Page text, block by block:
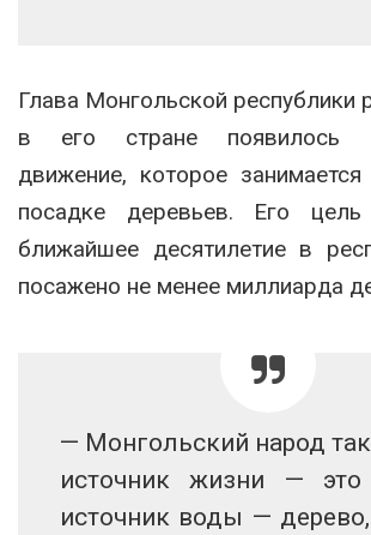
Глава Монгольской республики
в его стране появилось
движение, которое
посадке деревьев. Его
ближайшее десятилетие в
посажено не менее миллиарда
— Монгольский народ так
источник жизни —
источник воды —